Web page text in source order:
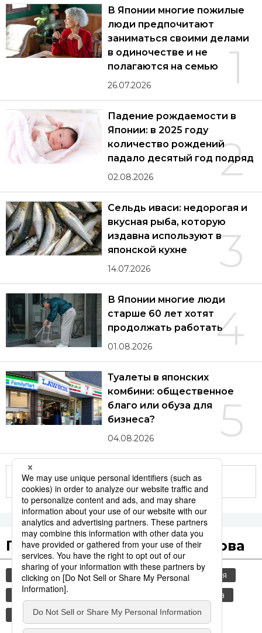
1
В Японии многие пожилые
люди предпочитают
заниматься своими делами
в одиночестве и не
полагаются на семью
26.07.2026
2
Падение рождаемости в
Японии: в 2025 году
количество рождений
падало десятый год подряд
02.08.2026
3
Сельдь иваси: недорогая и
вкусная рыба, которую
издавна используют в
японской кухне
14.07.2026
4
В Японии многие люди
старше 60 лет хотят
продолжать работать
01.08.2026
5
Туалеты в японских
комбини: общественное
благо или обуза для
бизнеса?
04.08.2026
Другие статьи по теме
Популярные поисковые слова
общество jiji press политика
россия
шпионаж
культура
технологии
история туалеты